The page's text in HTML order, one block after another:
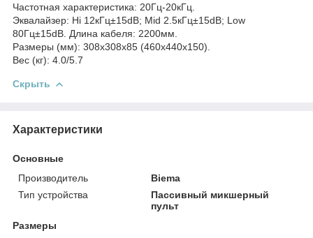
Частотная характеристика: 20Гц-20кГц.
Эквалайзер: Hi 12кГц±15dB; Mid 2.5кГц±15dB; Low
80Гц±15dB. Длина кабеля: 2200мм.
Размеры (мм): 308x308x85 (460x440x150).
Вес (кг): 4.0/5.7
Скрыть
Характеристики
Основные
Производитель
Biema
Тип устройства
Пассивный микшерный
пульт
Размеры